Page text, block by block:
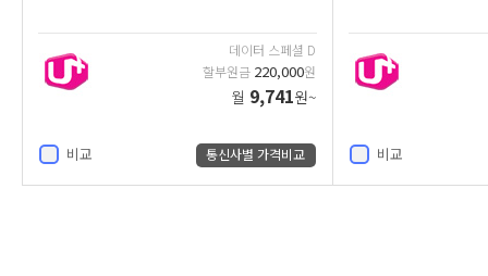
데이터 스페셜 D
할부원금 220,000원
월 9,741원~
비교 통신사별 가격비교 비교